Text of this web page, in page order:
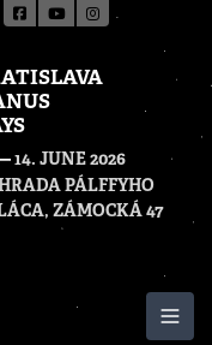
14. JUNE 2026
PÁLFFYHO
ZÁMOCKÁ 47